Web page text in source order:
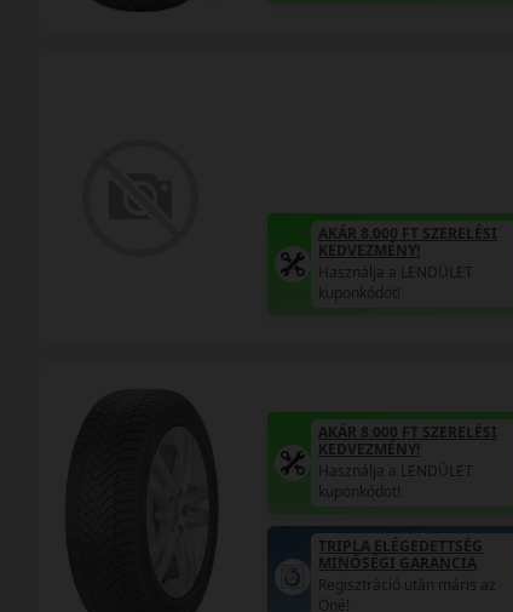
AKÁR 8.000 FT SZERELÉSI
KEDVEZMÉNY!
Használja a LENDÜLET
kuponkódot!
AKÁR 8.000 FT SZERELÉSI
KEDVEZMÉNY!
Használja a LENDÜLET
kuponkódot!
TRIPLA ELÉGEDETTSÉG
MINŐSÉGI GARANCIA
Regisztráció után máris az
Öné!